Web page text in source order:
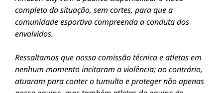
completo da situação, sem cortes, para que a
comunidade esportiva compreenda a conduta dos
envolvidos.
Ressaltamos que nossa comissão técnica e atletas em
nenhum momento incitaram a violência; ao contrário,
atuaram para conter o tumulto e proteger não apenas